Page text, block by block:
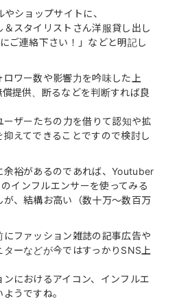
ショップサイトに、
＆スタイリストさん洋服貸し出し
ご連絡下さい！」などと明記し
ワー数や影響力を吟味した上
提供、断るなどを判断すれば良
ーザーたちの力を借りて認知や拡
えてできることですので検討し
余裕があるのであれば、Youtuber
インフルエンサーを使ってみる
、結構お高い（数十万〜数百万
ファッション雑誌の記事広告や
ーなどが今ではすっかりSNS上
におけるアイコン、インフルエ
うですね。